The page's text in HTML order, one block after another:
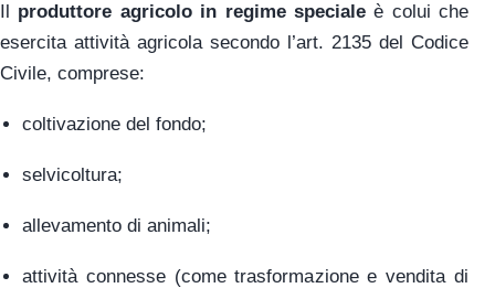
produttore agricolo in regime specialeè colui che
esercita attività agricola secondo l’art. 2135 del Codice
Civile, comprese:
coltivazione del fondo;
selvicoltura;
allevamento di animali;
attività connesse (come trasformazione e vendita di